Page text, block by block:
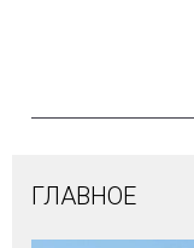
ГЛАВНОЕ